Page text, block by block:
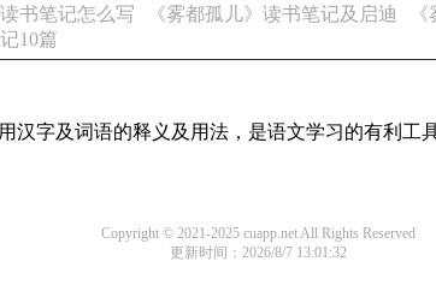
书笔记怎么写 《雾都孤儿》读书笔记及启迪
10篇
汉字及词语的释义及用法，是语文学习的有利工具
Copyright © 2021-2025 cuapp.net All Rights Reserved
更新时间：2026/8/7 13:01:32